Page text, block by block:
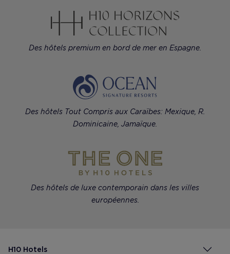
Des hôtels premium en bord de mer en Espagne.
Des hôtels Tout Compris aux Caraïbes: Mexique, R.
Dominicaine, Jamaïque.
Des hôtels de luxe contemporain dans les villes
européennes.
H10 Hotels